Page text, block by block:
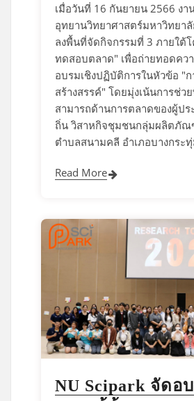
เมื่อวันที่ 16 กันยายน 2566 งา
อุทยานวิทยาศาสตร์มหาวิทยาลั
ลงพื้นที่จัดกิจกรรมที่ 3 ภายใต้โ
ทดสอบตลาด" เพื่อถ่ายทอดคว
อบรมเชิงปฏิบัติการในหัวข้อ "ก
สร้างสรรค์" โดยมุ่งเน้นการช่
สามารถด้านการตลาดของผู้ปร
ถิ่น วิสาหกิจชุมชนกลุ่มผลิตภัณ
ตำบลสนามคลี อำเภอบางกระ
Read More
NU Scipark จัดอ